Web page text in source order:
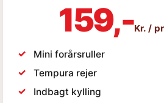
159,-Kr. /
✓
Mini forårsruller
✓
Tempura rejer
✓
Indbagt kylling